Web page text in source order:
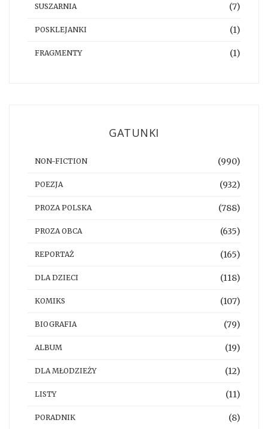
SUSZARNIA (7)
POSKLEJANKI (1)
FRAGMENTY (1)
GATUNKI
NON-FICTION (990)
POEZJA (932)
PROZA POLSKA (788)
PROZA OBCA (635)
REPORTAŻ (165)
DLA DZIECI (118)
KOMIKS (107)
BIOGRAFIA (79)
ALBUM (19)
DLA MŁODZIEŻY (12)
LISTY (11)
PORADNIK (8)